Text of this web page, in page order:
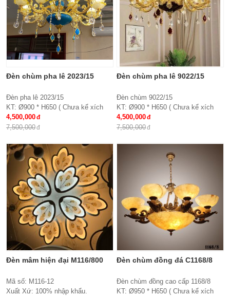
Đèn chùm pha lê 2023/15
Đèn pha lê 2023/15
KT: Ø900 * H650 ( Chưa kể xích
treo )
Bóng đèn: E27*15
tinh đính hạt pha lê
Bảo hành: 2 năm
4,500,000
7,500,000
Đèn chùm pha lê 9022/15
Đèn chùm 9022/15
KT: Ø900 * H650 ( Chưa kể xích
treo )
Chất liệu: Hợp kim, chao thủy tinh,
Bóng đèn: E27*15
Bảo hành: 2 năm
4,500,000
7,500,000
Đèn mâm hiện đại M116/800
Mã số: M116-12
Xuất Xứ: 100% nhập khẩu.
Đèn chùm đồng đá C1168/8
Đèn chùm đồng cao cấp 1168/8
KT: Ø950 * H650 ( Chưa kể xích